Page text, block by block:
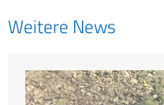
Weitere News